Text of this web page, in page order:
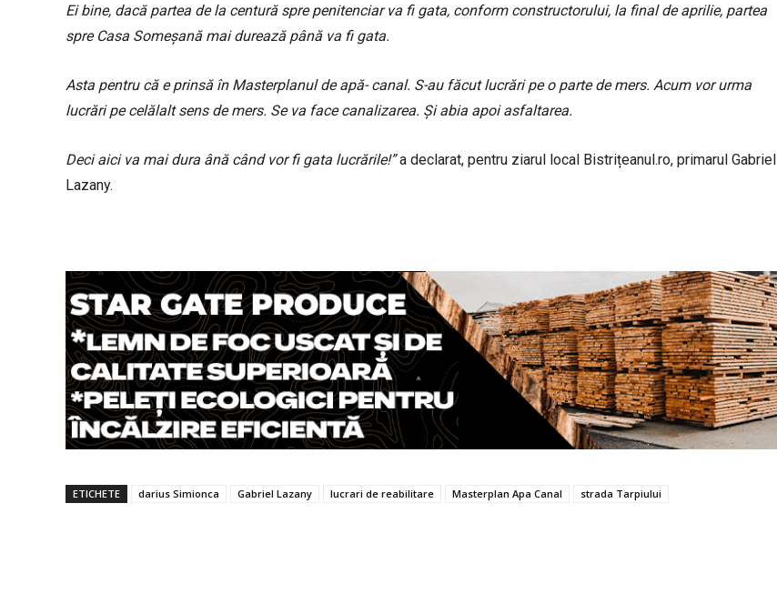
Ei bine, dacă partea de la centură spre penitenciar va fi gata, conform constructorului, la final de aprilie, partea
spre Casa Someșană mai durează până va fi gata.
Asta pentru că e prinsă în Masterplanul de apă- canal. S-au făcut lucrări pe o parte de mers. Acum vor urma
lucrări pe celălalt sens de mers. Se va face canalizarea. Și abia apoi asfaltarea.
Deci aici va mai dura ână când vor fi gata lucrările!”a declarat, pentru ziarul local Bistrițeanul.ro, primarul Gabriel
Lazany.
ETICHETE darius Simionca Gabriel Lazany lucrari de reabilitare Masterplan Apa Canal strada Tarpiului